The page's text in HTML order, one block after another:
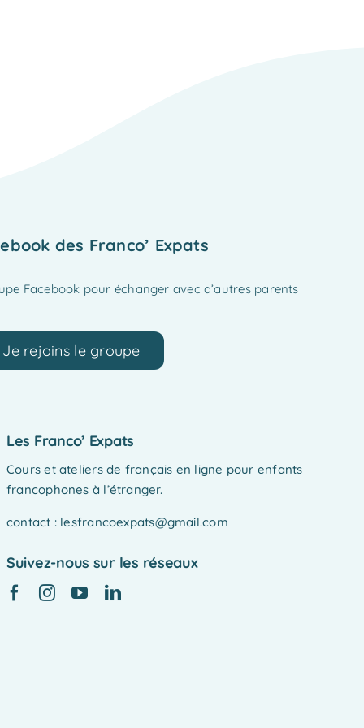
des Franco’ Expats
Facebook pour échanger avec d’autres parents
Je rejoins le groupe
Les Franco’ Expats
Cours et ateliers de français en ligne pour enfants
francophones à l’étranger.
contact : lesfrancoexpats@gmail.com
Suivez-nous sur les réseaux